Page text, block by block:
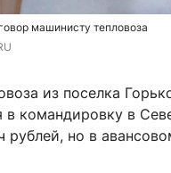
машинисту тепловоза
из поселка
в командировку в
рублей, но в